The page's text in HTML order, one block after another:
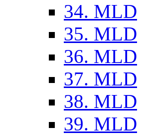
34. MLD
35. MLD
36. MLD
37. MLD
38. MLD
39. MLD